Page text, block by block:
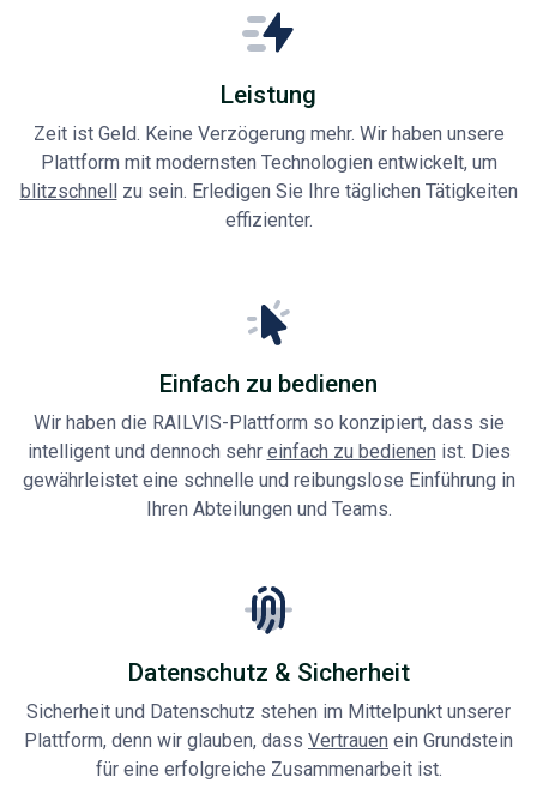
Leistung
Zeit ist Geld. Keine Verzögerung mehr. Wir haben unsere
Plattform mit modernsten Technologien entwickelt, um
blitzschnell
zu sein. Erledigen Sie Ihre täglichen Tätigkeiten
effizienter.
Einfach zu bedienen
Wir haben die RAILVIS-Plattform so konzipiert, dass sie
intelligent und dennoch sehr einfach zu bedienen ist. Dies
gewährleistet eine schnelle und reibungslose Einführung in
Ihren Abteilungen und Teams.
Datenschutz & Sicherheit
Sicherheit und Datenschutz stehen im Mittelpunkt unserer
Plattform, denn wir glauben, dass Vertrauen ein Grundstein
für eine erfolgreiche Zusammenarbeit ist.